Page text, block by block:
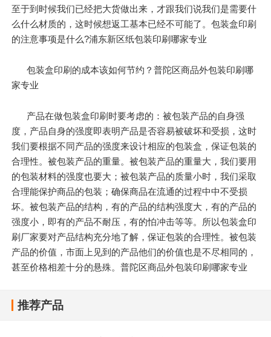
至于到时候我们已经把大货做出来，才跟我们说我们是需要什
么什么材质的，这时候想返工基本已经不可能了。包装盒印刷
的注意事项是什么?浦东新区纸包装印刷哪家专业
包装盒印刷的成本该如何节约？普陀区商品外包装印刷哪
家专业
产品在做包装盒印刷时要考虑的：被包装产品的自身强
度，产品自身的强度即表明产品是否容易被破坏和受损，这时
我们要根据不同产品的强度来设计相应的包装盒，保证包装的
合理性。被包装产品的重量。被包装产品的重量大，我们要用
的包装材料的强度也要大；被包装产品的质量小时，我们采取
合理能保护商品的包装；确保商品在流通的过程中中不受损
坏。被包装产品的结构，有的产品的结构强度大，有的产品的
强度小，即有的产品不耐压，有的怕冲击等等。所以包装盒印
刷厂家要对产品结构充分地了解，保证包装的合理性。被包装
产品的价值，市面上见到的产品他们的价值也是不尽相同的，
甚至价格相差十分的悬殊。普陀区商品外包装印刷哪家专业
推荐产品